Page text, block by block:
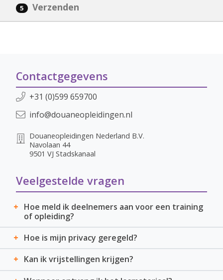
5 Verzenden
Contactgegevens
Telefoonnummer:
+31 (0)599 659700
E-mail:
info@douaneopleidingen.nl
Douaneopleidingen Nederland B.V.
Navolaan 44
9501 VJ Stadskanaal
Veelgestelde vragen
Hoe meld ik deelnemers aan voor een training
of opleiding?
Hoe is mijn privacy geregeld?
Kan ik vrijstellingen krijgen?